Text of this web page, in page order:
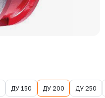
ДУ 150 ДУ 200 ДУ 250